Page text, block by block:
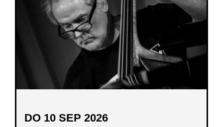
DO 10 SEP 2026